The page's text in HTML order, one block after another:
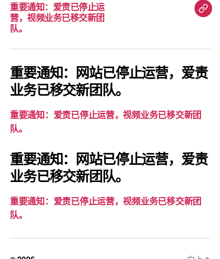
重要通知：爱责已停止运
营，视频业务已移交新团
队。
重
知：
爱
责
视
交
重要通知：网站已停止运营，爱责
业务已移交新团队。
重要通知：爱责已停止运营，视频业务已移交新团
队。
重要通知：网站已停止运营，爱责
业务已移交新团队。
重要通知：爱责已停止运营，视频业务已移交新团
队。